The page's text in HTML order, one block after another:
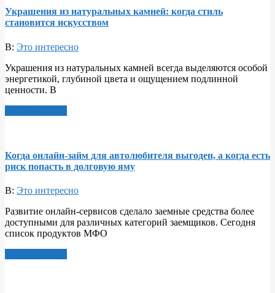
Украшения из натуральных камней: когда стиль
становится искусством
В: Это интересно
Украшения из натуральных камней всегда выделяются особой
энергетикой, глубиной цвета и ощущением подлинной
ценности. В
Когда онлайн-займ для автолюбителя выгоден, а когда есть
риск попасть в долговую яму
В: Это интересно
Развитие онлайн-сервисов сделало заемные средства более
доступными для различных категорий заемщиков. Сегодня
список продуктов МФО